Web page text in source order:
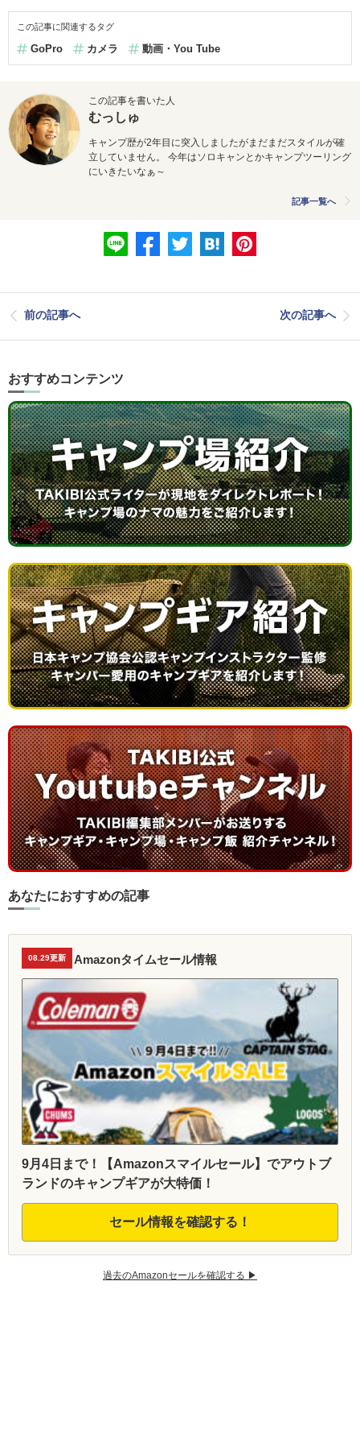
この記事に関連するタグ
GoPro カメラ 動画・You Tube
この記事を書いた人
むっしゅ
キャンプ歴が2年目に突入しましたがまだまだスタイルが確
立していません。 今年はソロキャンとかキャンプツーリング
にいきたいなぁ～
記事一覧へ
前の記事へ 次の記事へ
おすすめコンテンツ
あなたにおすすめの記事
08.29更新 Amazonタイムセール情報
9月4日まで！【Amazonスマイルセール】でアウトブ
ランドのキャンプギアが大特価！
セール情報を確認する！
過去のAmazonセールを確認する ▶︎